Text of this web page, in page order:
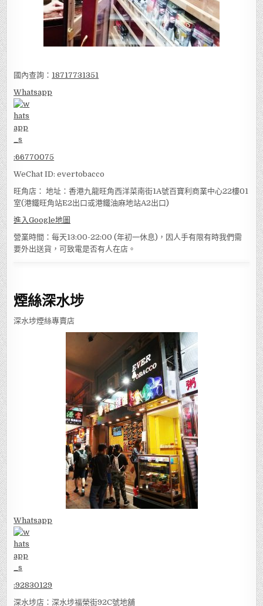
國內查詢： 18717731351
Whatsapp
:66770075
WeChat ID: evertobacco
旺角店： 地址：香港九龍旺角西洋菜南街1A號百寶利商業中心22樓01
室(港鐵旺角站E2出口或港鐵油麻地站A2出口)
進入Google地圖
營業時間：每天13:00-22:00 (年初一休息)，因人手有限有時我們需
要外出送貨，可致電是否有人在店。
煙絲深水埗
深水埗煙絲專賣店
Whatsapp
:92830129
深水埗店：深水埗福榮街92C號地舖